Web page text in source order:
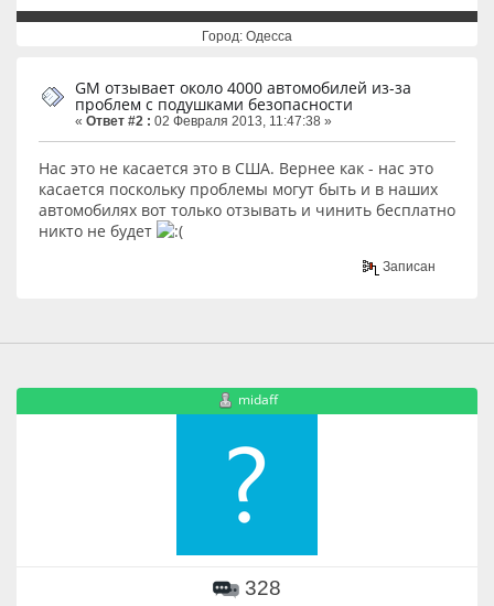
Город: Одесса
GM отзывает около 4000 автомобилей из-за
проблем с подушками безопасности
« Ответ #2 : 02 Февраля 2013, 11:47:38 »
Нас это не касается это в США. Вернее как - нас это
касается поскольку проблемы могут быть и в наших
автомобилях вот только отзывать и чинить бесплатно
никто не будет
Записан
midaff
328